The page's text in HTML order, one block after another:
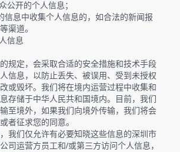
公开的个人信息；
信息中收集个人信息的，如合法的新闻报
渠道。
信息
规定，会采取合适的安全措施和技术手段
信息，以防止丢失、被误用、受到未授权
或毁坏。我们将在境内运营过程中收集和
存储于中华人民共和国境内。目前，我们
至境外，如果我们向境外传输，我们将会
者征求您的同意。
我们仅允许有必要知晓这些信息的深圳市
司运营方员工和/或第三方访问个人信息，